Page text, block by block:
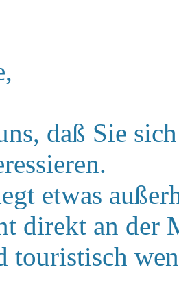
daß Sie
etwas
direkt an der
touristisch